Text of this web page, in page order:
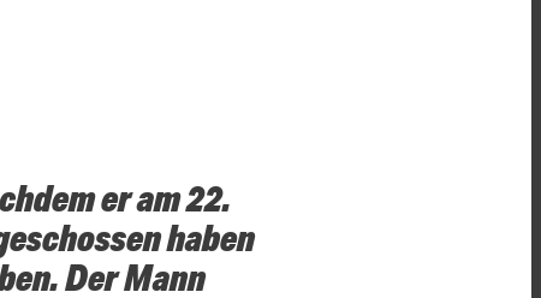
er am 22.
haben
Der Mann